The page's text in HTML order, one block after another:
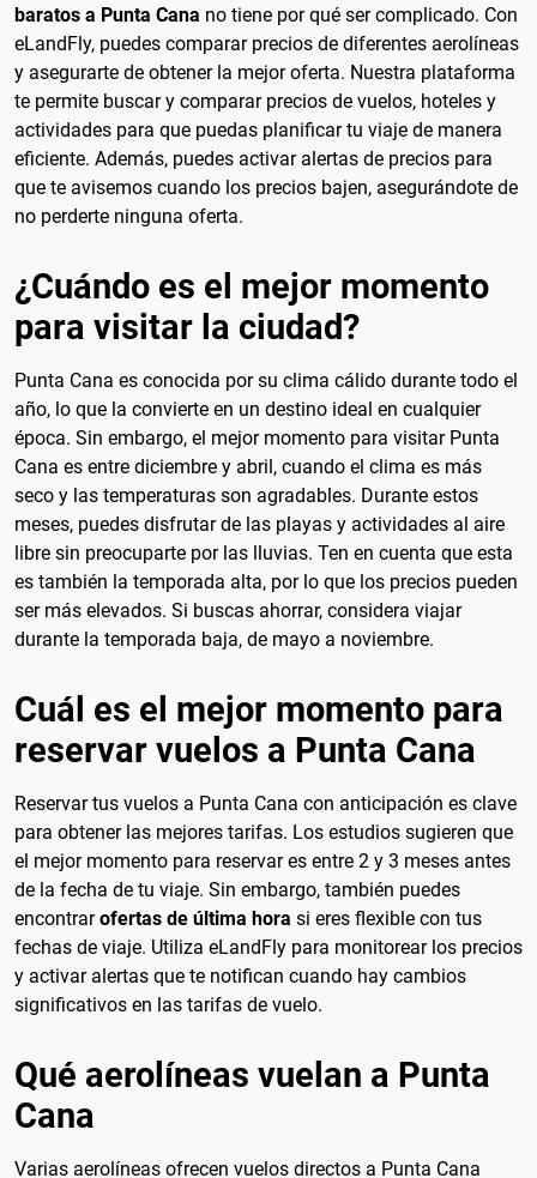
baratos a Punta Cana no tiene por qué ser complicado. Con
eLandFly, puedes comparar precios de diferentes aerolíneas
y asegurarte de obtener la mejor oferta. Nuestra plataforma
te permite buscar y comparar precios de vuelos, hoteles y
actividades para que puedas planificar tu viaje de manera
eficiente. Además, puedes activar alertas de precios para
que te avisemos cuando los precios bajen, asegurándote de
no perderte ninguna oferta.
¿Cuándo es el mejor momento
para visitar la ciudad?
Punta Cana es conocida por su clima cálido durante todo el
año, lo que la convierte en un destino ideal en cualquier
época. Sin embargo, el mejor momento para visitar Punta
Cana es entre diciembre y abril, cuando el clima es más
seco y las temperaturas son agradables. Durante estos
meses, puedes disfrutar de las playas y actividades al aire
libre sin preocuparte por las lluvias. Ten en cuenta que esta
es también la temporada alta, por lo que los precios pueden
ser más elevados. Si buscas ahorrar, considera viajar
durante la temporada baja, de mayo a noviembre.
Cuál es el mejor momento para
reservar vuelos a Punta Cana
Reservar tus vuelos a Punta Cana con anticipación es clave
para obtener las mejores tarifas. Los estudios sugieren que
el mejor momento para reservar es entre 2 y 3 meses antes
de la fecha de tu viaje. Sin embargo, también puedes
encontrarofertas de última hora si eres flexible con tus
fechas de viaje. Utiliza eLandFly para monitorear los precios
y activar alertas que te notifican cuando hay cambios
significativos en las tarifas de vuelo.
Qué aerolíneas vuelan a Punta
Cana
Varias aerolíneas ofrecen vuelos directos a Punta Cana